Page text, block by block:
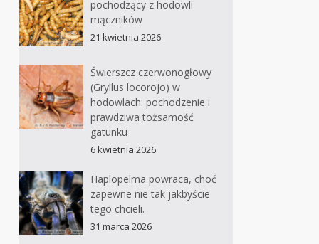
pochodzący z hodowli
mączników
21 kwietnia 2026
Świerszcz czerwonogłowy
(Gryllus locorojo) w
hodowlach: pochodzenie i
prawdziwa tożsamość
gatunku
6 kwietnia 2026
Haplopelma powraca, choć
zapewne nie tak jakbyście
tego chcieli.
31 marca 2026